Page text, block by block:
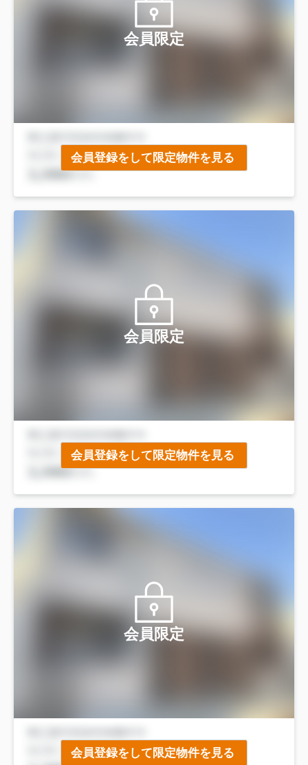
会員限定
会員登録をして限定物件を見る
会員限定
会員登録をして限定物件を見る
会員限定
会員登録をして限定物件を見る